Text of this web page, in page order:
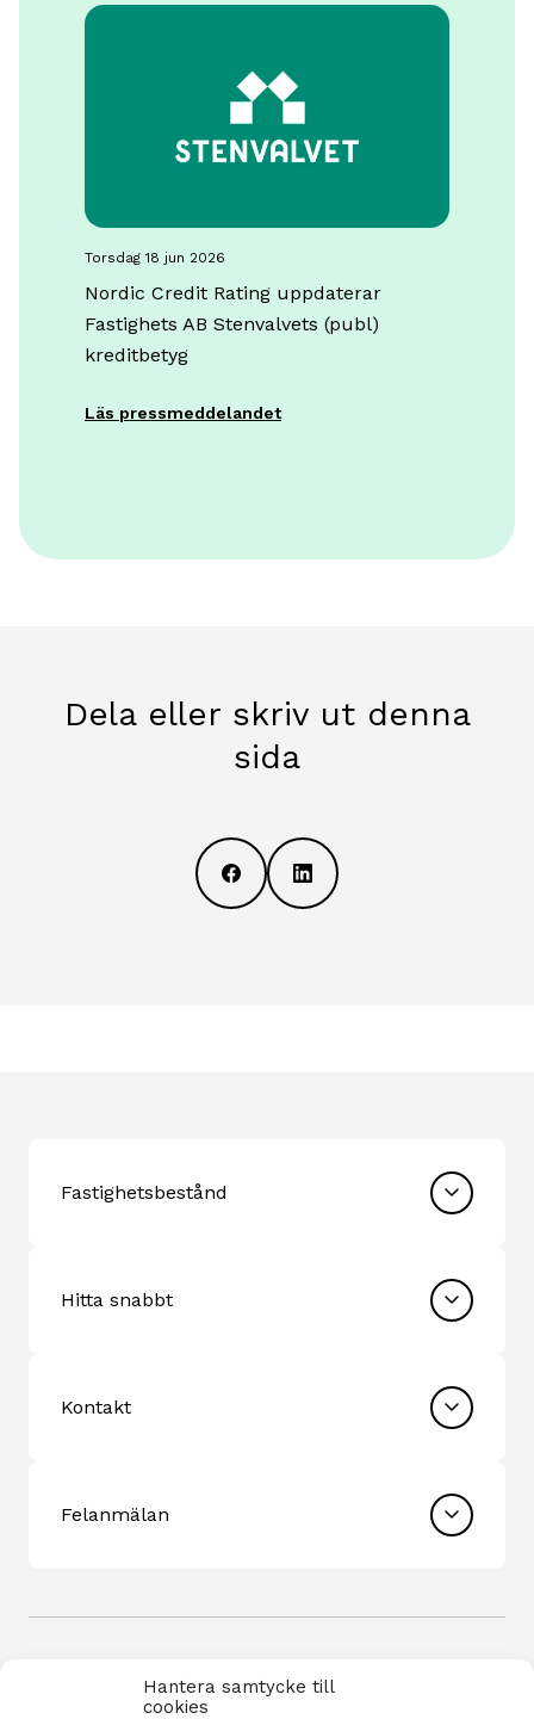
Hantera samtycke till
cookies
torsdag 18 jun 2026
Nordic Credit Rating uppdaterar
Fastighets AB Stenvalvets (publ)
kreditbetyg
Läs pressmeddelandet
Dela eller skriv ut denna
sida
Fastighetsbestånd
Hitta snabbt
Kontakt
Felanmälan